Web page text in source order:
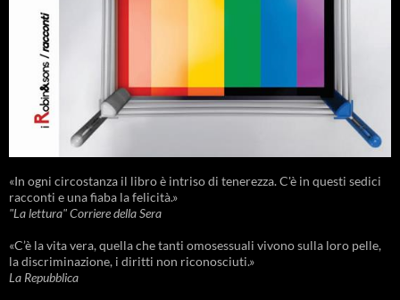
«In ogni circostanza il libro è intriso di tenerezza. C'è in questi sedici
racconti e una fiaba la felicità.»
"La lettura" Corriere della Sera
«C’è la vita vera, quella che tanti omosessuali vivono sulla loro pelle,
la discriminazione, i diritti non riconosciuti.»
La Repubblica